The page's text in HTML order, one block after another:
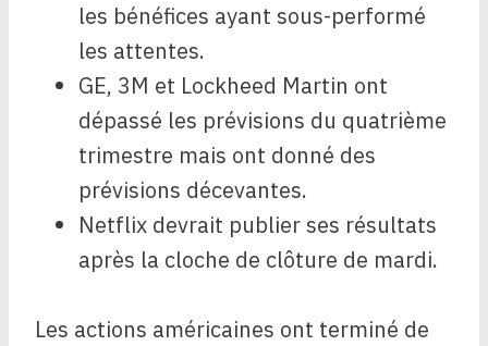
les bénéfices ayant sous-performé
les attentes.
GE, 3M et Lockheed Martin ont
dépassé les prévisions du quatrième
trimestre mais ont donné des
prévisions décevantes.
Netflix devrait publier ses résultats
après la cloche de clôture de mardi.
Les actions américaines ont terminé de